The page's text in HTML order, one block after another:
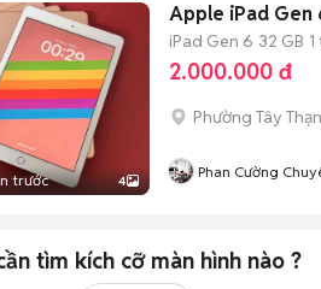
trước 4
Apple iPad Gen
iPad Gen 6 32 GB
2.000.000 đ
Phường Tây
Phan Cường
tìm kích cỡ màn hình nào ?